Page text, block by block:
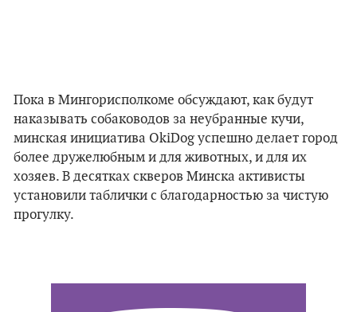
Пока в Мингорисполкоме обсуждают, как будут
наказывать собаководов за неубранные кучи,
минская инициатива OkiDog успешно делает город
более дружелюбным и для животных, и для их
хозяев. В десятках скверов Минска активисты
установили таблички с благодарностью за чистую
прогулку.